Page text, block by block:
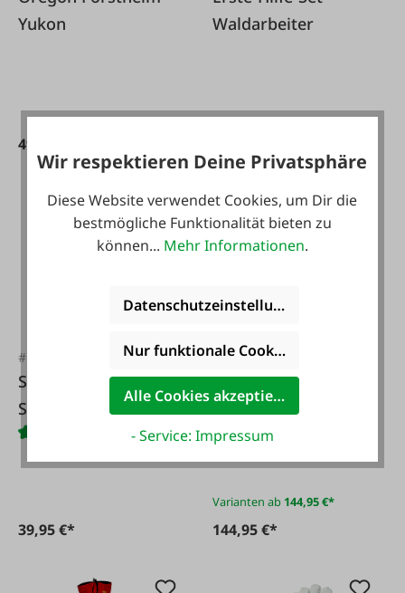
Yukon
49,95 €*
Waldarbeiter
#FA100164
Spike BESTGRIP
Schuh 20 Stück inkl.
Montage Werkzeug
39,95 €*
#105142
Francital
Forstschuh Salix S3
Klasse 1
Varianten ab 144,95 €*
144,95 €*
Wir respektieren Deine Privatsphäre
Diese Website verwendet Cookies, um Dir die
bestmögliche Funktionalität bieten zu
können... Mehr Informationen.
Datenschutzeinstellungen
Nur funktionale Cookies akzeptieren
Alle Cookies akzeptieren
- Service: Impressum